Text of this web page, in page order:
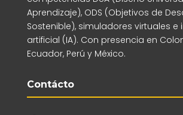
Aprendizaje), ODS (Objetivos de
Sostenible), simuladores virtuales e
artificial (IA). Con presencia en
Ecuador, Perú y México.
Contácto